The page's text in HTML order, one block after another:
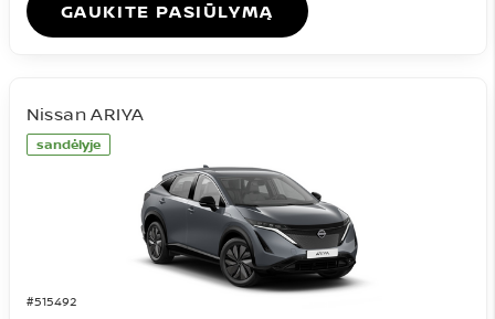
GAUKITE PASIŪLYMĄ
sandėlyje
#515492
Nissan ARIYA